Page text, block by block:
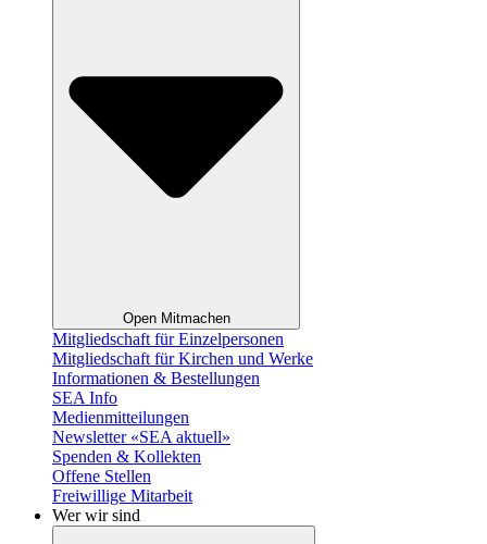
Open Mitmachen
Mitgliedschaft für Einzelpersonen
Mitgliedschaft für Kirchen und Werke
Informationen & Bestellungen
SEA Info
Medienmitteilungen
Newsletter «SEA aktuell»
Spenden & Kollekten
Offene Stellen
Freiwillige Mitarbeit
Wer wir sind